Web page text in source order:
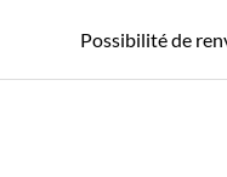
Possibilité de